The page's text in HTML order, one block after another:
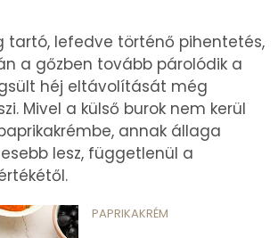
tartó, lefedve történő pihentetés,
a gőzben tovább párolódik a
héj eltávolítását még
Mivel a külső burok nem kerül
annak állaga
lesz, függetlenül a
PAPRIKAKRÉM